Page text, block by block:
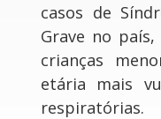
casos de
Grave no
crianças
etária mais